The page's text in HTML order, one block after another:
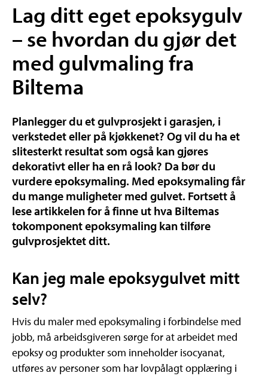
Lag ditt eget epoksygulv
– se hvordan du gjør det
med gulvmaling fra
Biltema
Planlegger du et gulvprosjekt i garasjen, i
verkstedet eller på kjøkkenet? Og vil du ha et
slitesterkt resultat som også kan gjøres
dekorativt eller ha en rå look? Da bør du
vurdere epoksymaling. Med epoksymaling får
du mange muligheter med gulvet. Fortsett å
lese artikkelen for å finne ut hva Biltemas
tokomponent epoksymaling kan tilføre
gulvprosjektet ditt.
Kan jeg male epoksygulvet mitt
selv?
Hvis du maler med epoksymaling i forbindelse med
jobb, må arbeidsgiveren sørge for at arbeidet med
epoksy og produkter som inneholder isocyanat,
utføres av personer som har lovpålagt opplæring i